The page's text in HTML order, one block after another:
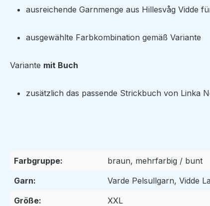
ausreichende Garnmenge aus Hillesvåg Vidde
ausgewählte Farbkombination gemäß Variante
Variante mit Buch
zusätzlich das passende Strickbuch von Linka
Farbgruppe:
braun, mehrfarbig / bunt
Garn:
Varde Pelsullgarn, Vidde
Größe:
XXL